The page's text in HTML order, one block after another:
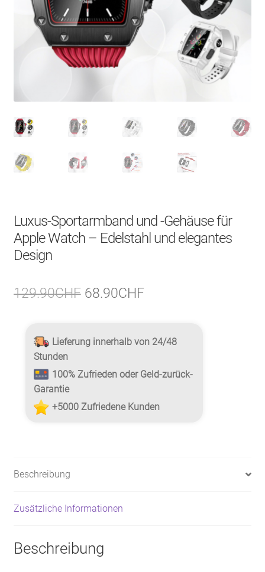
Über uns
Luxus-Sportarmband und -Gehäuse für
Apple Watch – Edelstahl und elegantes
Design
129.90CHF Ursprünglicher
war:
68.90CHFAktueller
ist:
Lieferung innerhalb von 24/48
Stunden
100% Zufrieden oder Geld-zurück-
Garantie
+5000 Zufriedene Kunden
Beschreibung
Zusätzliche Informationen
Beschreibung